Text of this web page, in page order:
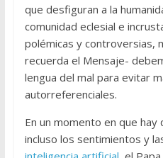
que desfiguran a la
comunidad eclesial e
polémicas y controversias,
recuerda el Mensaje-
lengua del mal para evitar
autorreferenciales.
En un momento en que
incluso los sentimientos y